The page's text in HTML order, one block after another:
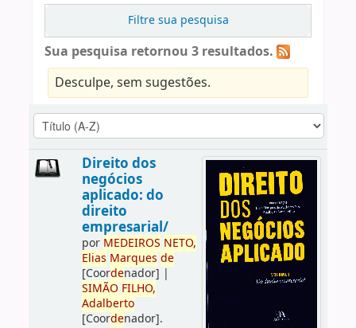
Filtre sua pesquisa
Sua pesquisa retornou 3 resultados.
Desculpe, sem sugestões.
Direito dos
negócios
aplicado: do
direito
empresarial/
por MEDEIROS NETO,
Elias Marques de
[Coordenador] |
SIMÃO FILHO,
Adalberto
[Coordenador].